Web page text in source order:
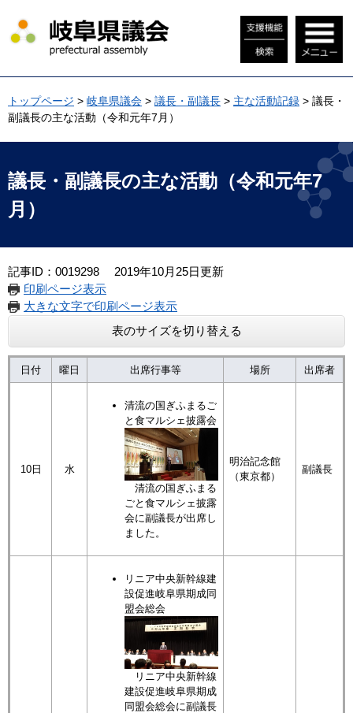
ジ
先
で
す
。
ュ
を
ば
し
て
文
へ
トップページ > 岐阜県議会 > 議長・副議長 > 主な活動記録 > 議長・
副議長の主な活動（令和元年7月）
議長・副議長の主な活動（令和元年7
月）
記事ID：0019298
2019年10月25日更新
印刷ページ表示
大きな文字で印刷ページ表示
表のサイズを切り替える
日付 曜日 出席行事等 場所 出席者
10日 水
清流の国ぎふまるご
と食マルシェ披露会
清流の国ぎふまる
ごと食マルシェ披露
会に副議長が出席し
ました。
明治記念館
（東京都）
副議長
リニア中央新幹線建
設促進岐阜県期成同
盟会総会
リニア中央新幹線
建設促進岐阜県期成
同盟会総会に副議長